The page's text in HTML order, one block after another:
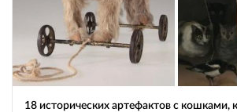
18 исторических артефактов с кошками,